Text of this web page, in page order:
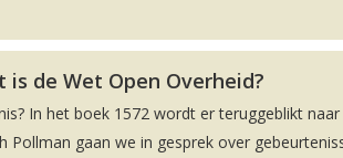
is de Wet Open Overheid?
In het boek 1572 wordt er teruggeblikt naar
Pollman gaan we in gesprek over